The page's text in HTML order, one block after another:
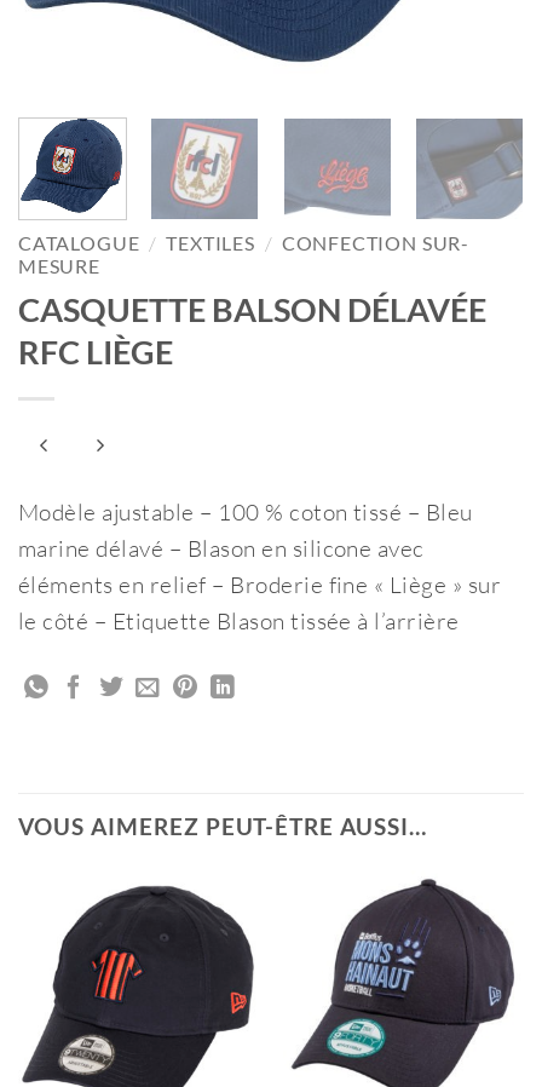
CATALOGUE / TEXTILES / CONFECTION SUR-
MESURE
CASQUETTE BALSON DÉLAVÉE
RFC LIÈGE
Modèle ajustable – 100 % coton tissé – Bleu
marine délavé – Blason en silicone avec
éléments en relief – Broderie fine « Liège » sur
le côté – Etiquette Blason tissée à l’arrière
VOUS AIMEREZ PEUT-ÊTRE AUSSI…